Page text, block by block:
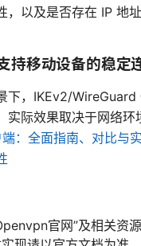
，以及是否存在 IP 地
持移动设备的稳定
下，IKEv2/WireGuard
实际效果取决于网络环
：全面指南、对比与
官网”及相关资